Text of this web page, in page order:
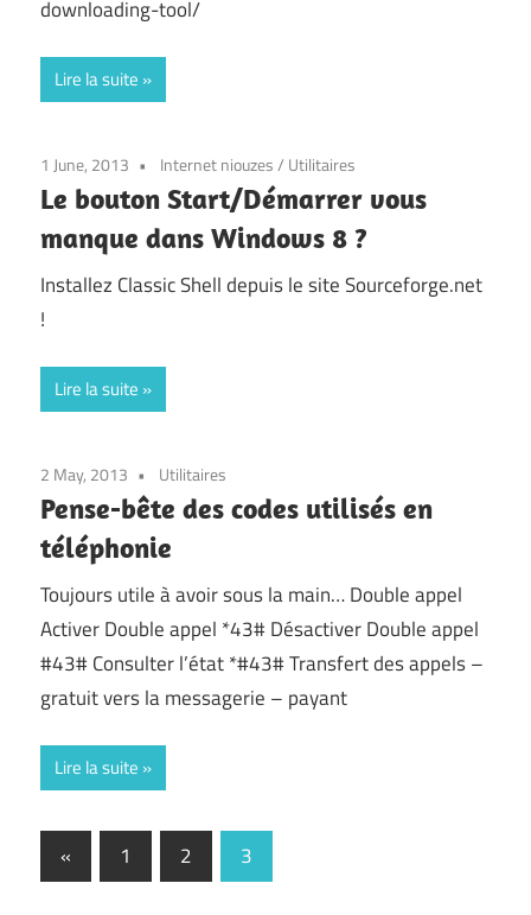
downloading-tool/
Lire la suite
1 June, 2013 Internet niouzes/ Utilitaires
Le bouton Start/Démarrer vous
manque dans Windows 8 ?
Installez Classic Shell depuis le site Sourceforge.net
!
Lire la suite
2 May, 2013 Utilitaires
Pense-bête des codes utilisés en
téléphonie
Toujours utile à avoir sous la main… Double appel
Activer Double appel *43# Désactiver Double appel
#43# Consulter l’état *#43# Transfert des appels –
gratuit vers la messagerie – payant
Lire la suite
Posts
pagination
« Previous
Posts
1 2 3